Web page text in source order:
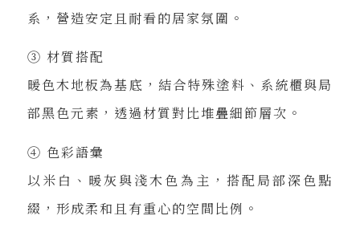
系，營造安定且耐看的居家氛圍。
③ 材質搭配
暖色木地板為基底，結合特殊塗料、系統櫃與局
部黑色元素，透過材質對比堆疊細節層次。
④ 色彩語彙
以米白、暖灰與淺木色為主，搭配局部深色點
綴，形成柔和且有重心的空間比例。